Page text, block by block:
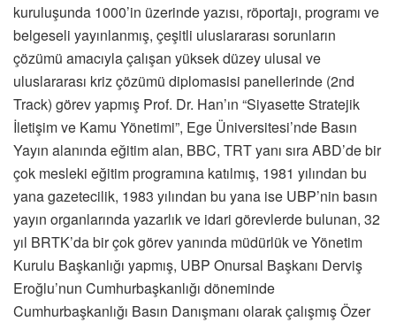
kuruluşunda 1000’in üzerinde yazısı, röportajı, programı ve
belgeseli yayınlanmış, çeşitli uluslararası sorunların
çözümü amacıyla çalışan yüksek düzey ulusal ve
uluslararası kriz çözümü diplomasisi panellerinde (2nd
Track) görev yapmış Prof. Dr. Han’ın “Siyasette Stratejik
İletişim ve Kamu Yönetimi”, Ege Üniversitesi’nde Basın
Yayın alanında eğitim alan, BBC, TRT yanı sıra ABD’de bir
çok mesleki eğitim programına katılmış, 1981 yılından bu
yana gazetecilik, 1983 yılından bu yana ise UBP’nin basın
yayın organlarında yazarlık ve idari görevlerde bulunan, 32
yıl BRTK’da bir çok görev yanında müdürlük ve Yönetim
Kurulu Başkanlığı yapmış, UBP Onursal Başkanı Derviş
Eroğlu’nun Cumhurbaşkanlığı döneminde
Cumhurbaşkanlığı Basın Danışmanı olarak çalışmış Özer